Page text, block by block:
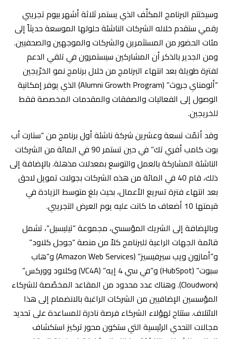
وسيختتم البرنامج المكثّف الذي يستمر ثلاثة أشهر بيوم تجريبي
رقمي ستقدم خلاله الشركات الناشئة حلولها الموسعة حديثاً إلى
مئات الحضور من المستثمرين والشركات والموجهين والصحفيين.
ومن الجدير بالذكر أن المشاركين سيستمرون في تلقي الدعم
لفترة طويلة بعد انتهاء البرنامج من خلال برنامج نمو الخرّيجين
“ألومناي جروث” (Alumni Growth Program) الذي يوفر إمكانية
الوصول إلى الفعاليات والصفقات والمقدمات المخصصة فقط
للخريجين.
وقد أتمّت تسعة وعشرين شركة ناشئة أول برنامج من “ستارت أب
بوت كامب أفري تك” في حين تستمر 90 في المائة من الشركات
الناشئة المشاركة بالعمل والتوسع بمعدلات مذهلة. بالإضافة إلى
ذلك، قام 40 في المائة من هذه الشركات بجولات تمويل لاحق
بعد انتهاء فترة تسريع الأعمال، بحيث بلغ متوسط الزيادة في
قيمتها 10 أضعاف ما كانت عليه يوم العرض التجريبي.
وبالإضافة إلى الشريك المؤسسي، مجموعة “تيليسيل”، تشمل
قائمة الجهات الراعية للبرنامج كلاً من منصة “جوجل كلاود”
و”أمازون ويب سيرفيسيز” (Amazon Web Services) و”هاب
سبوت” (HubSpot) و”في سي 4 إيه” (VC4A) وكلاود ووركس”
(Cloudworx). وهناك عدد محدود من المقاعد المخصّصة للشركاء
المؤسسين الإضافيين من الشركات الراغبة بالانضمام إلى هذا
الائتلاف. ستتاح لهؤلاء الشركاء فرصة نادرة للمساعدة على تحديد
مجالات التحدي الرئيسية التي ستكون محور تركيز استكشاف